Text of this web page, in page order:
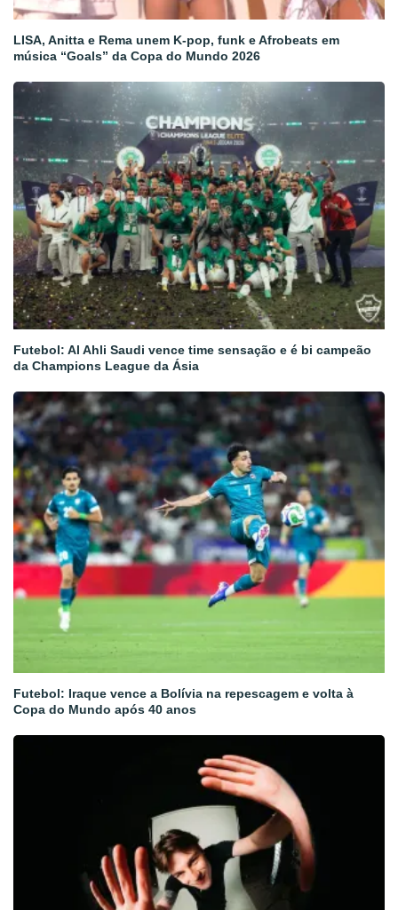
LISA, Anitta e Rema unem K-pop, funk e Afrobeats em
música “Goals” da Copa do Mundo 2026
Futebol: Al Ahli Saudi vence time sensação e é bi campeão
da Champions League da Ásia
Futebol: Iraque vence a Bolívia na repescagem e volta à
Copa do Mundo após 40 anos